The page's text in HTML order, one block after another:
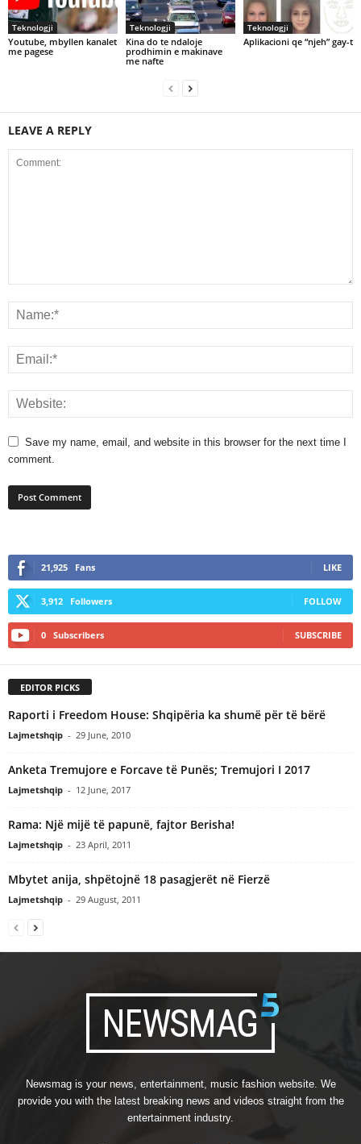
Teknologji
Youtube, mbyllen kanalet
me pagese
Teknologji
Kina do te ndaloje
prodhimin e makinave
me nafte
Teknologji
Aplikacioni qe “njeh” gay-t
LEAVE A REPLY
Save my name, email, and website in this browser for the next time I
comment.
21,925 Fans LIKE
3,912 Followers FOLLOW
0 Subscribers SUBSCRIBE
EDITOR PICKS
Raporti i Freedom House: Shqipëria ka shumë për të bërë
Lajmetshqip - 29 June, 2010
Anketa Tremujore e Forcave të Punës; Tremujori I 2017
Lajmetshqip - 12 June, 2017
Rama: Një mijë të papunë, fajtor Berisha!
Lajmetshqip - 23 April, 2011
Mbytet anija, shpëtojnë 18 pasagjerët në Fierzë
Lajmetshqip - 29 August, 2011
Newsmag is your news, entertainment, music fashion website. We
provide you with the latest breaking news and videos straight from the
entertainment industry.